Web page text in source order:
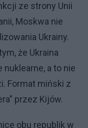
ze strony Unii
Moskwa nie
Ukrainy.
że Ukraina
nuklearne, a to nie
Format miński z
przez Kijów.
obu republik w